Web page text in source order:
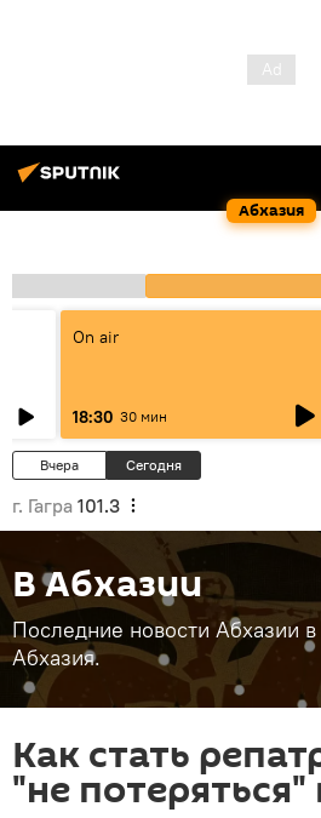
Абхазия
On air
18:30 30 мин
Вчера Сегодня
г. Гагра 101.3
В Абхазии
Последние новости Абхазии
Абхазия.
Как стать
"не